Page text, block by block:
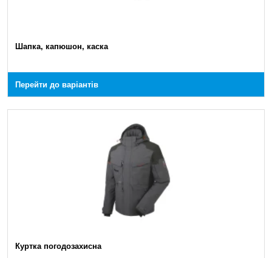
Шапка, капюшон, каска
Перейти до варіантів
Куртка погодозахисна